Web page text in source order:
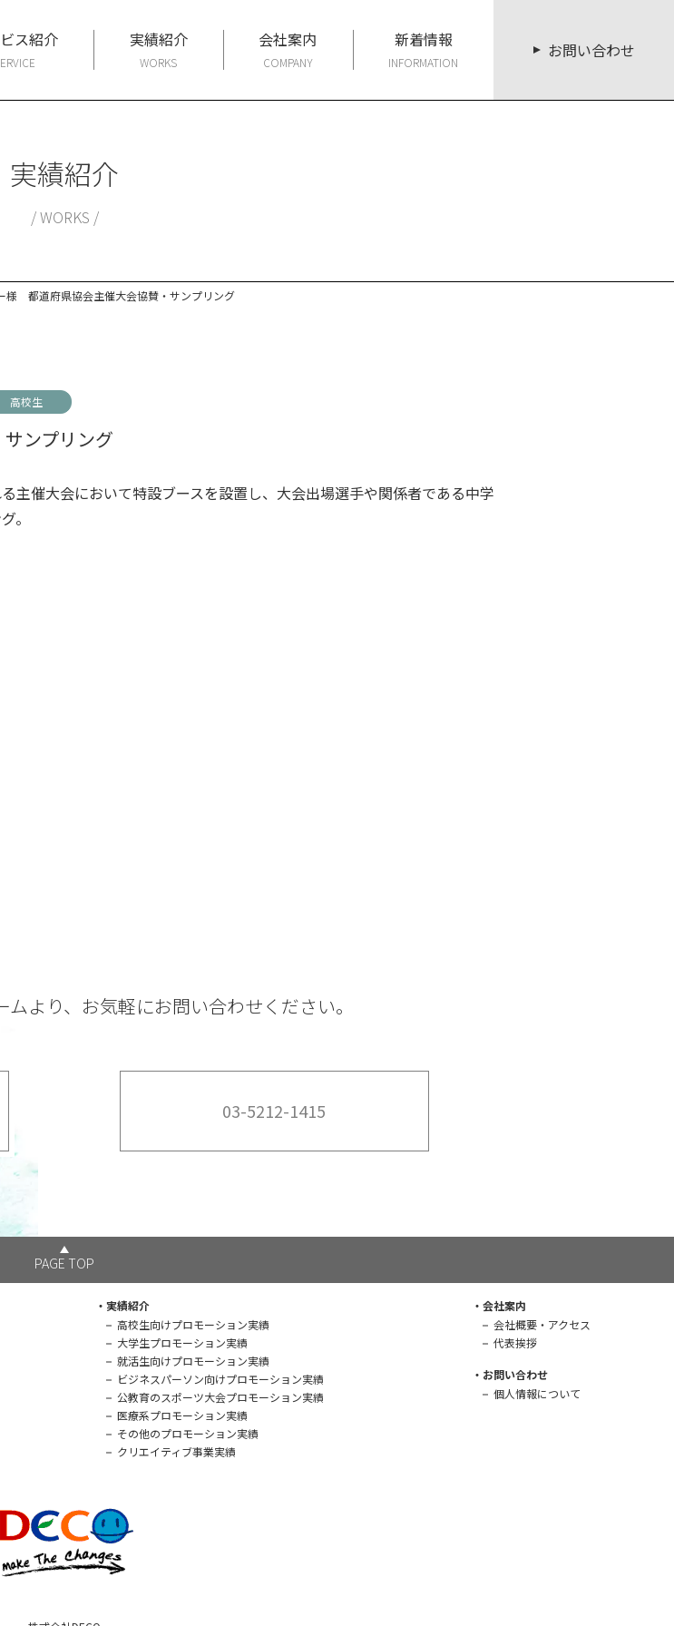
ス紹介 実績紹介
WORKS
会社案内
COMPANY
新着情報
INFORMATION
お問い合わせ
実績紹介
WORKS
様 都道府県協会主催大会協賛・サンプリング
高校生
ンプリング
主催大会において特設ブースを設置し、大会出場選手や関係者である中学
。
より、 お気軽にお問い合わせください。
03-5212-1415
PAGE TOP
実績紹介
高校生向けプロモーション実績
大学生プロモーション実績
就活生向けプロモーション実績
ビジネスパーソン向けプロモーション実績
公教育のスポーツ大会プロモーション実績
医療系プロモーション実績
その他のプロモーション実績
クリエイティブ事業実績
会社案内
会社概要・アクセス
代表挨拶
お問い合わせ
個人情報について